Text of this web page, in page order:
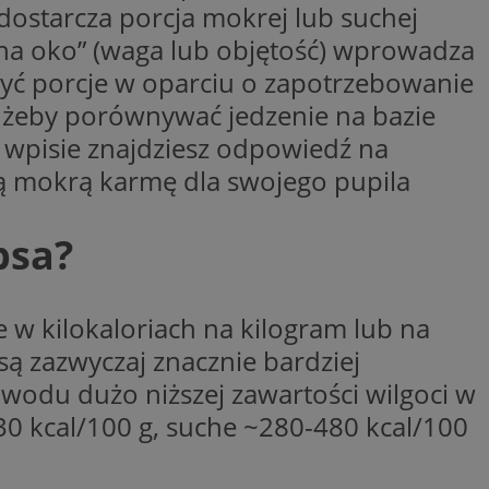
porcja mokrej lub suchej
oko” (waga lub objętość) wprowadza
porcje w oparciu o zapotrzebowanie
porównywać jedzenie na bazie
znajdziesz odpowiedź na
mokrą karmę dla swojego pupila
w kilokaloriach na kilogram lub na
zazwyczaj znacznie bardziej
dużo niższej zawartości wilgoci w
kcal/100 g, suche ~280-480 kcal/100
do
odwiedzin i
Zbiera
internetowej,
pomagając
wydajność
informacji
stron w jedną
w celu
strony
o interakcji
i reklamę.
reklamowe,
w czasie
firmę
w wielu różnych
użytkowników.
zapewnia
aby śledzić
YouTube
czy
wersji
push do
Opis